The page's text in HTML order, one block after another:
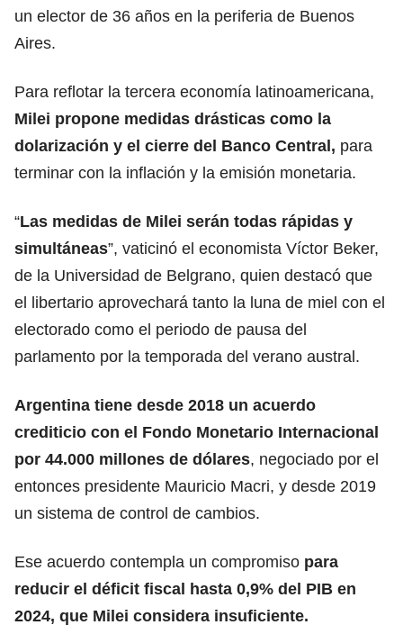
un elector de 36 años en la periferia de Buenos
Aires.
Para reflotar la tercera economía latinoamericana,
Milei propone medidas drásticas como la
dolarización y el cierre del Banco Central, para
terminar con la inflación y la emisión monetaria.
“Las medidas de Milei serán todas rápidas y
simultáneas”, vaticinó el economista Víctor Beker,
de la Universidad de Belgrano, quien destacó que
el libertario aprovechará tanto la luna de miel con el
electorado como el periodo de pausa del
parlamento por la temporada del verano austral.
Argentina tiene desde 2018 un acuerdo
crediticio con el Fondo Monetario Internacional
por 44.000 millones de dólares, negociado por el
entonces presidente Mauricio Macri, y desde 2019
un sistema de control de cambios.
Ese acuerdo contempla un compromiso para
reducir el déficit fiscal hasta 0,9% del PIB en
2024, que Milei considera insuficiente.